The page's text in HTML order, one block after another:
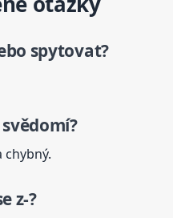
spytovat?
chybný.
z-?